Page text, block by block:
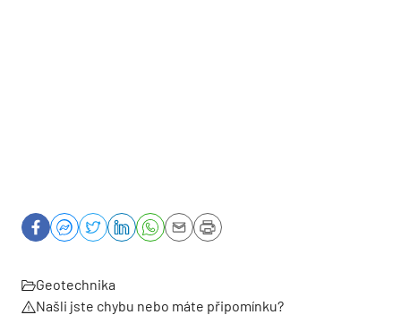
Geotechnika
Našli jste chybu nebo máte připomínku?